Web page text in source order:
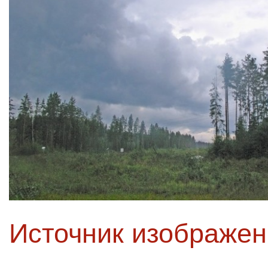
Источник